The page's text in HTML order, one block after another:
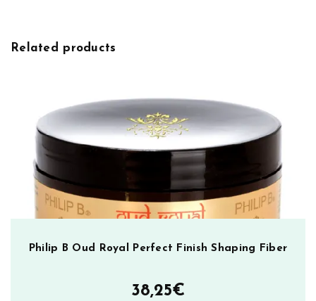
Related products
Philip B Oud Royal Perfect Finish Shaping Fiber
38,25€